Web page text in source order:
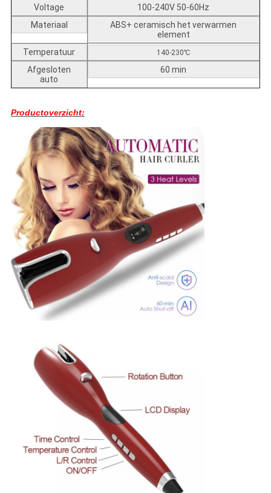
Voltage
100-240V 50-60Hz
Materiaal
ABS+ ceramisch het verwarmen
element
Temperatuur
140-230℃
Afgesloten
auto
60 min
Productoverzicht: